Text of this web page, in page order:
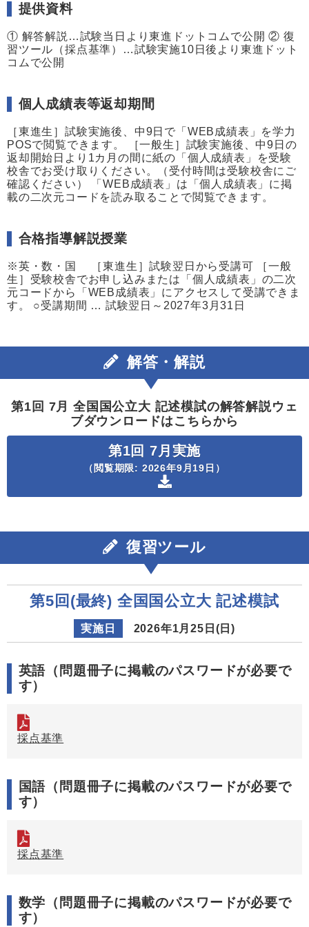
提供資料
① 解答解説…試験当日より東進ドットコムで公開 ② 復
習ツール（採点基準）…試験実施10日後より東進ドット
コムで公開
個人成績表等返却期間
［東進生］試験実施後、中9日で「WEB成績表」を学力
POSで閲覧できます。 ［一般生］試験実施後、中9日の
返却開始日より1カ月の間に紙の「個人成績表」を受験
校舎でお受け取りください。（受付時間は受験校舎にご
確認ください） 「WEB成績表」は「個人成績表」に掲
載の二次元コードを読み取ることで閲覧できます。
合格指導解説授業
※英・数・国 ［東進生］試験翌日から受講可 ［一般
生］受験校舎でお申し込みまたは「個人成績表」の二次
元コードから「WEB成績表」にアクセスして受講できま
す。 ○受講期間 … 試験翌日～2027年3月31日
解答・解説
第1回 7月 全国国公立大 記述模試の解答解説ウェ
ブダウンロードはこちらから
第1回 7月実施
（閲覧期限: 2026年9月19日）
復習ツール
第5回(最終) 全国国公立大 記述模試
実施日 2026年1月25日(日)
英語（問題冊子に掲載のパスワードが必要で
す）
採点基準
国語（問題冊子に掲載のパスワードが必要で
す）
採点基準
数学（問題冊子に掲載のパスワードが必要で
す）